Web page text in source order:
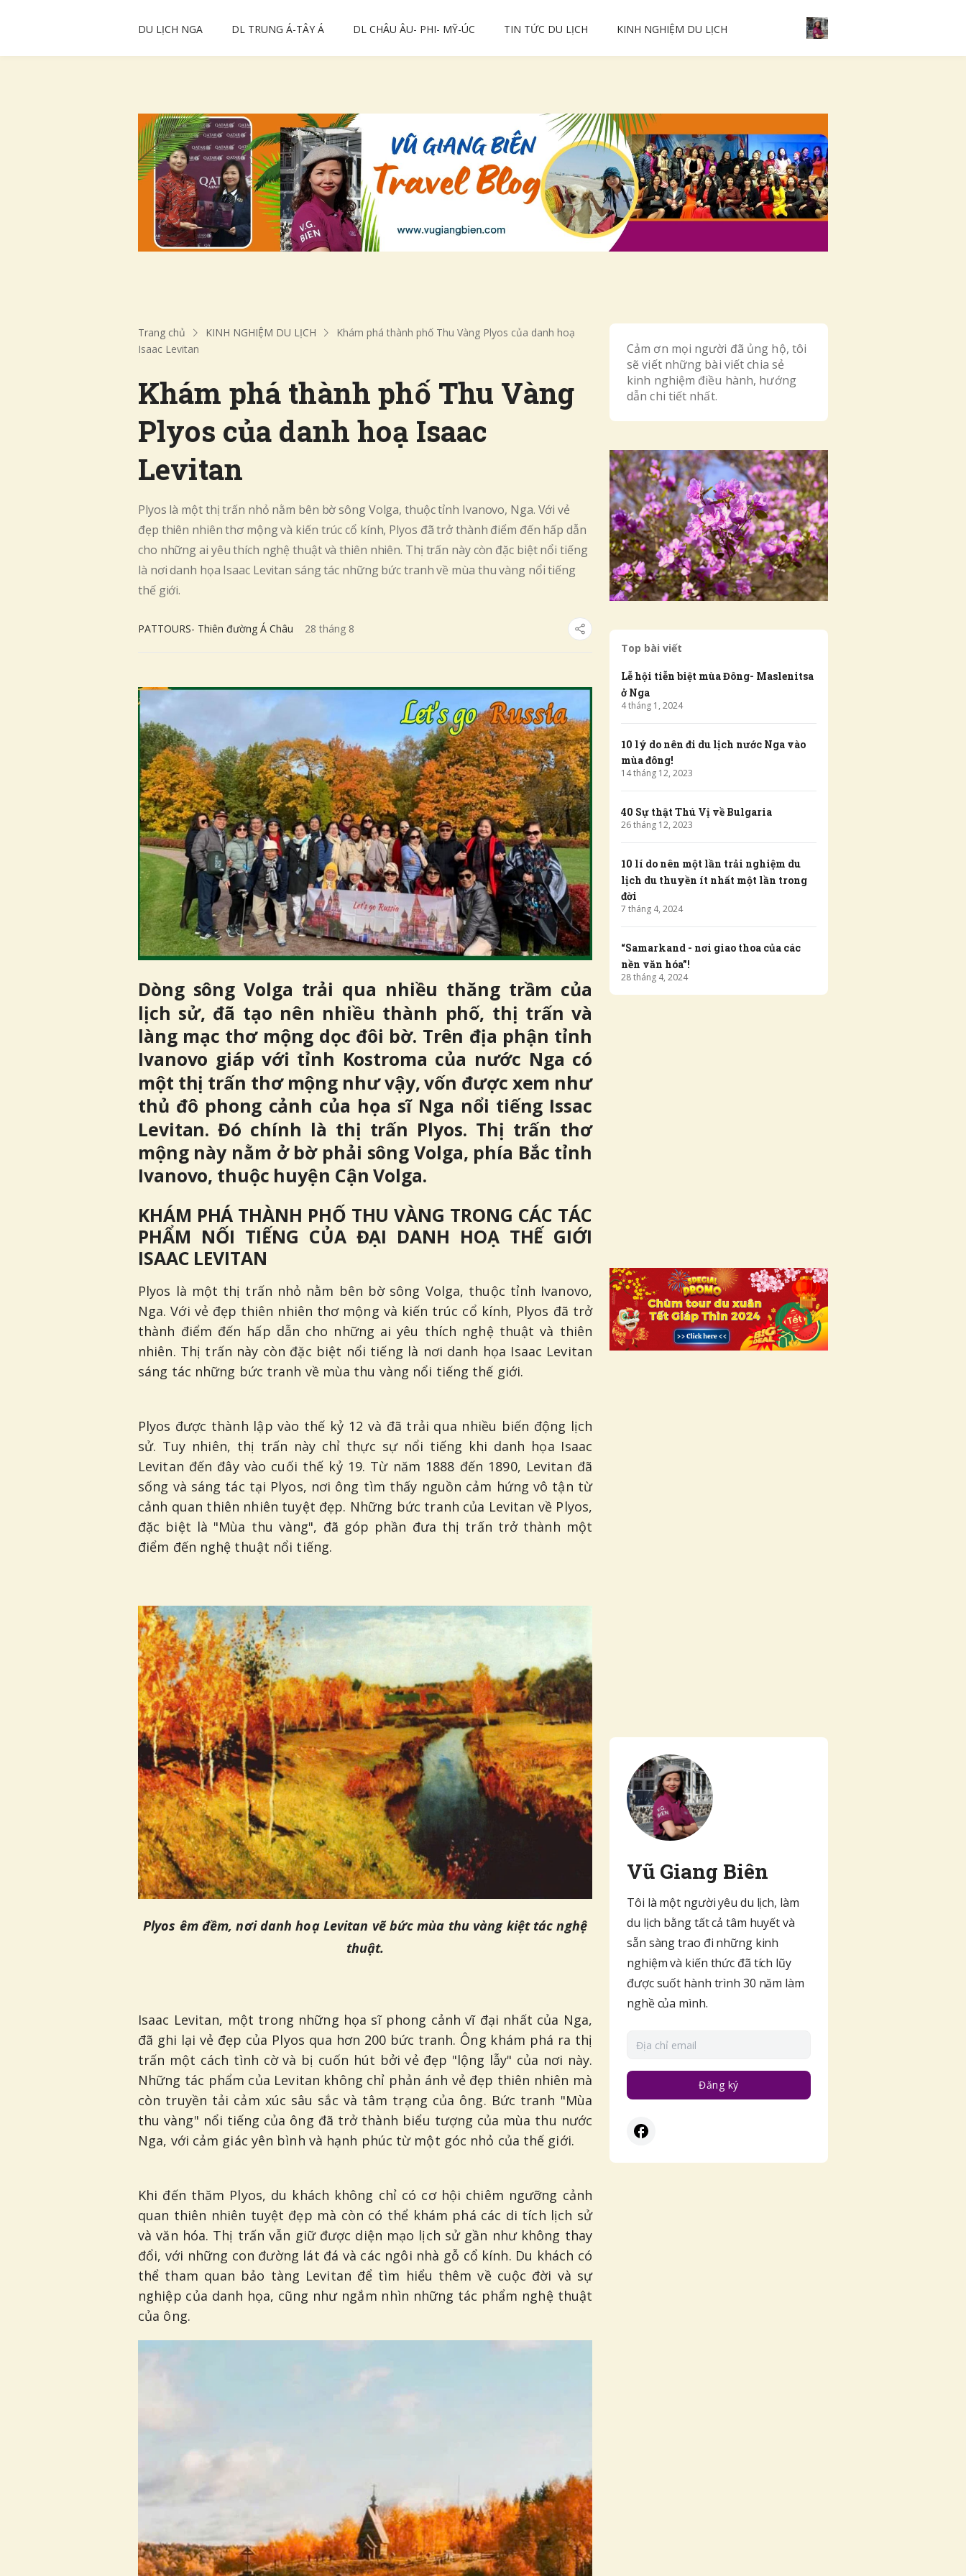
DU LỊCH NGA DL TRUNG Á-TÂY Á DL CHÂU ÂU- PHI- MỸ-ÚC TIN TỨC DU LỊCH KINH NGHIỆM DU LỊCH
Trang chủ KINH NGHIỆM DU LỊCH
Khám phá thành phố Thu Vàng Plyos của danh hoạ
Isaac Levitan
Khám phá thành phố Thu Vàng
Plyos của danh hoạ Isaac
Levitan
Plyos là một thị trấn nhỏ nằm bên bờ sông Volga, thuộc tỉnh Ivanovo, Nga. Với vẻ
đẹp thiên nhiên thơ mộng và kiến trúc cổ kính, Plyos đã trở thành điểm đến hấp dẫn
cho những ai yêu thích nghệ thuật và thiên nhiên. Thị trấn này còn đặc biệt nổi tiếng
là nơi danh họa Isaac Levitan sáng tác những bức tranh về mùa thu vàng nổi tiếng
thế giới.
PATTOURS- Thiên đường Á Châu 28 tháng 8
Dòng sông Volga trải qua nhiều thăng trầm của
lịch sử, đã tạo nên nhiều thành phố, thị trấn và
làng mạc thơ mộng dọc đôi bờ. Trên địa phận tỉnh
Ivanovo giáp với tỉnh Kostroma của nước Nga có
một thị trấn thơ mộng như vậy, vốn được xem như
thủ đô phong cảnh của họa sĩ Nga nổi tiếng Issac
Levitan. Đó chính là thị trấn Plyos. Thị trấn thơ
mộng này nằm ở bờ phải sông Volga, phía Bắc tỉnh
Ivanovo, thuộc huyện Cận Volga.
KHÁM PHÁ THÀNH PHỐ THU VÀNG TRONG CÁC TÁC
PHẨM NỐI TIẾNG CỦA ĐẠI DANH HOẠ THẾ GIỚI
ISAAC LEVITAN
Plyos là một thị trấn nhỏ nằm bên bờ sông Volga, thuộc tỉnh Ivanovo,
Nga. Với vẻ đẹp thiên nhiên thơ mộng và kiến trúc cổ kính, Plyos đã trở
thành điểm đến hấp dẫn cho những ai yêu thích nghệ thuật và thiên
nhiên. Thị trấn này còn đặc biệt nổi tiếng là nơi danh họa Isaac Levitan
sáng tác những bức tranh về mùa thu vàng nổi tiếng thế giới.
Plyos được thành lập vào thế kỷ 12 và đã trải qua nhiều biến động lịch
sử. Tuy nhiên, thị trấn này chỉ thực sự nổi tiếng khi danh họa Isaac
Levitan đến đây vào cuối thế kỷ 19. Từ năm 1888 đến 1890, Levitan đã
sống và sáng tác tại Plyos, nơi ông tìm thấy nguồn cảm hứng vô tận từ
cảnh quan thiên nhiên tuyệt đẹp. Những bức tranh của Levitan về Plyos,
đặc biệt là "Mùa thu vàng", đã góp phần đưa thị trấn trở thành một
điểm đến nghệ thuật nổi tiếng.
Plyos êm đềm, nơi danh hoạ Levitan vẽ bức mùa thu vàng kiệt tác nghệ
thuật.
Isaac Levitan, một trong những họa sĩ phong cảnh vĩ đại nhất của Nga,
đã ghi lại vẻ đẹp của Plyos qua hơn 200 bức tranh. Ông khám phá ra thị
trấn một cách tình cờ và bị cuốn hút bởi vẻ đẹp "lộng lẫy" của nơi này.
Những tác phẩm của Levitan không chỉ phản ánh vẻ đẹp thiên nhiên mà
còn truyền tải cảm xúc sâu sắc và tâm trạng của ông. Bức tranh "Mùa
thu vàng" nổi tiếng của ông đã trở thành biểu tượng của mùa thu nước
Nga, với cảm giác yên bình và hạnh phúc từ một góc nhỏ của thế giới.
Khi đến thăm Plyos, du khách không chỉ có cơ hội chiêm ngưỡng cảnh
quan thiên nhiên tuyệt đẹp mà còn có thể khám phá các di tích lịch sử
và văn hóa. Thị trấn vẫn giữ được diện mạo lịch sử gần như không thay
đổi, với những con đường lát đá và các ngôi nhà gỗ cổ kính. Du khách có
thể tham quan bảo tàng Levitan để tìm hiểu thêm về cuộc đời và sự
nghiệp của danh họa, cũng như ngắm nhìn những tác phẩm nghệ thuật
của ông.
Cảm ơn mọi người đã ủng hộ, tôi
sẽ viết những bài viết chia sẻ
kinh nghiệm điều hành, hướng
dẫn chi tiết nhất.
Top bài viết
Lễ hội tiễn biệt mùa Đông- Maslenitsa
ở Nga
4tháng 1 , 2024
10 lý do nên đi du lịch nước Nga vào
mùa đông!
14tháng 12, 2023
40 Sự thật Thú Vị về Bulgaria
26tháng 12, 2023
10 lí do nên một lần trải nghiệm du
lịch du thuyền ít nhất một lần trong
đời
7 tháng 4, 2024
“Samarkand - nơi giao thoa của các
nền văn hóa”!
28tháng 4, 2024
Vũ Giang Biên
Tôi là một người yêu du lịch, làm
du lịch bằng tất cả tâm huyết và
sẵn sàng trao đi những kinh
nghiệm và kiến thức đã tích lũy
được suốt hành trình 30 năm làm
nghề của mình.
Đăng ký